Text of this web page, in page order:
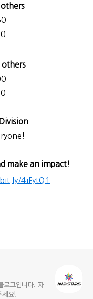
others
others
make an impact!
4iFytQ1
로그입니다. 자
세요!